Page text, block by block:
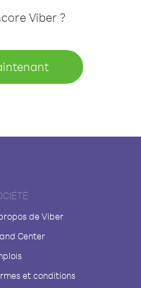
Viber ?
de Viber
Center
et conditions